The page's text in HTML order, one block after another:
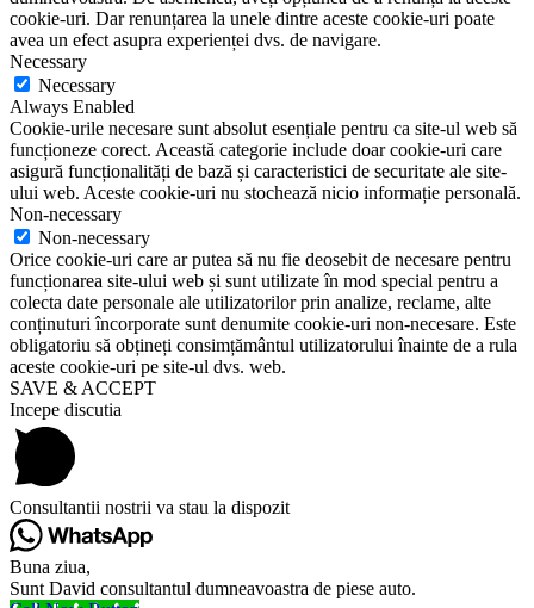
cookie-uri. Dar renunțarea la unele dintre aceste cookie-uri poate
avea un efect asupra experienței dvs. de navigare.
Necessary
Necessary
Always Enabled
Cookie-urile necesare sunt absolut esențiale pentru ca site-ul web să
funcționeze corect. Această categorie include doar cookie-uri care
asigură funcționalități de bază și caracteristici de securitate ale site-
ului web. Aceste cookie-uri nu stochează nicio informație personală.
Non-necessary
Non-necessary
Orice cookie-uri care ar putea să nu fie deosebit de necesare pentru
funcționarea site-ului web și sunt utilizate în mod special pentru a
colecta date personale ale utilizatorilor prin analize, reclame, alte
conținuturi încorporate sunt denumite cookie-uri non-necesare. Este
obligatoriu să obțineți consimțământul utilizatorului înainte de a rula
aceste cookie-uri pe site-ul dvs. web.
SAVE & ACCEPT
Incepe discutia
Consultantii nostrii va stau la dispozit
Buna ziua,
Sunt David consultantul dumneavoastra de piese auto.